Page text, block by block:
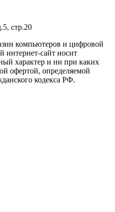
стр.20
компьютеров и цифровой
интернет-сайт носит
характер и ни при каких
офертой, определяемой
кодекса РФ.